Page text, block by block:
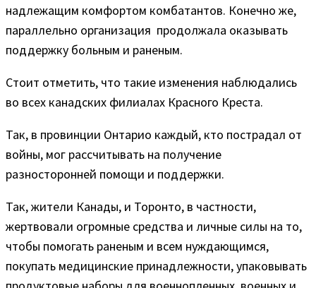
надлежащим комфортом комбатантов. Конечно же,
параллельно организация продолжала оказывать
поддержку больным и раненым.
Стоит отметить, что такие изменения наблюдались
во всех канадских филиалах Красного Креста.
Так, в провинции Онтарио каждый, кто пострадал от
войны, мог рассчитывать на получение
разносторонней помощи и поддержки.
Так, жители Канады, и Торонто, в частности,
жертвовали огромные средства и личные силы на то,
чтобы помогать раненым и всем нуждающимся,
покупать медицинские принадлежности, упаковывать